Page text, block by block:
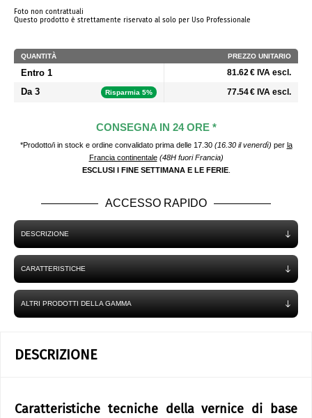
Foto non contrattuali
Questo prodotto è strettamente riservato al solo per Uso Professionale
QUANTITÀ PREZZO UNITARIO
Entro 1 81.62 € IVA escl.
Da 3 Risparmia 5% 77.54 € IVA escl.
CONSEGNA IN 24 ORE *
*Prodotto/i in stock e ordine convalidato prima delle 17.30 (16.30 il venerdì) per la
Francia continentale (48H fuori Francia)
ESCLUSI I FINE SETTIMANA E LE FERIE.
ACCESSO RAPIDO
DESCRIZIONE
CARATTERISTICHE
ALTRI PRODOTTI DELLA GAMMA
DESCRIZIONE
Caratteristiche tecniche della vernice di base